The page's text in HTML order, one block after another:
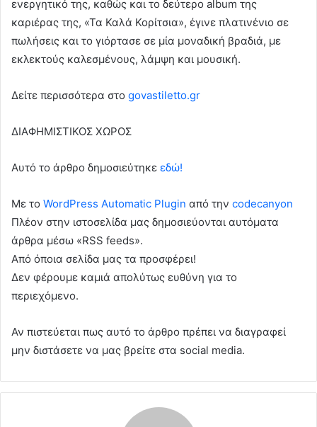
ενεργητικό της, καθώς και το δεύτερο album της
καριέρας της, «Τα Καλά Κορίτσια», έγινε πλατινένιο σε
πωλήσεις και το γιόρτασε σε μία μοναδική βραδιά, με
εκλεκτούς καλεσμένους, λάμψη και μουσική.
Δείτε περισσότερα στo govastiletto.gr
ΔΙΑΦΗΜΙΣΤΙΚΟΣ ΧΩΡΟΣ
Αυτό το άρθρο δημοσιεύτηκε εδώ!
Με το WordPress Automatic Plugin από την codecanyon
Πλέον στην ιστοσελίδα μας δημοσιεύονται αυτόματα
άρθρα μέσω «RSS feeds».
Από όποια σελίδα μας τα προσφέρει!
Δεν φέρουμε καμιά απολύτως ευθύνη για το
περιεχόμενο.
Αν πιστεύεται πως αυτό το άρθρο πρέπει να διαγραφεί
μην διστάσετε να μας βρείτε στα social media.